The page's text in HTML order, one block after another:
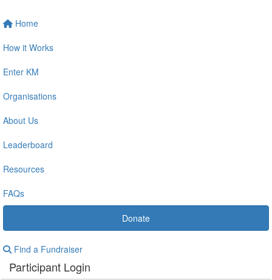
Home
How it Works
Enter KM
Organisations
About Us
Leaderboard
Resources
FAQs
Donate
Find a Fundraiser
Participant Login